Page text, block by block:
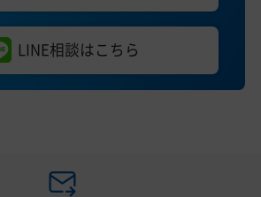
LINE相談はこちら